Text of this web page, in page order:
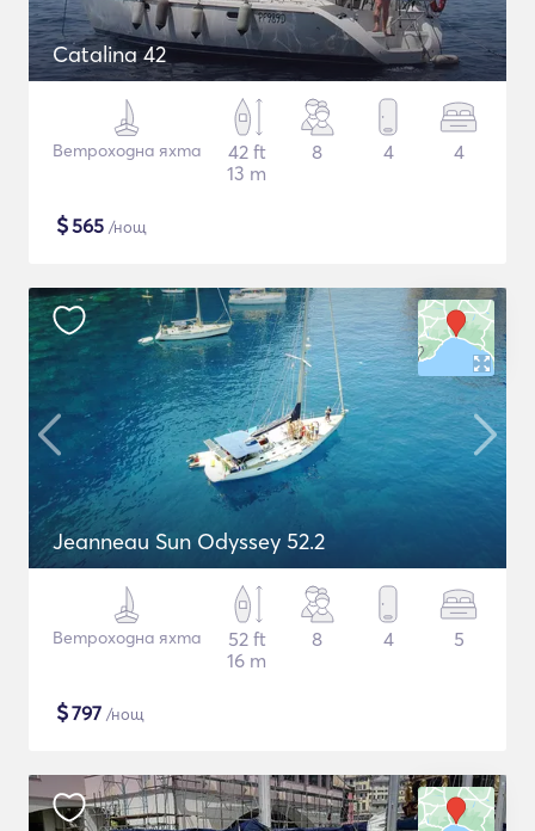
Catalina 42
Ветроходна яхта
42 ft
13 m
8 4 4
$565 /нощ
Jeanneau Sun Odyssey 52.2
Ветроходна яхта
52 ft
16 m
8 4 5
$797 /нощ